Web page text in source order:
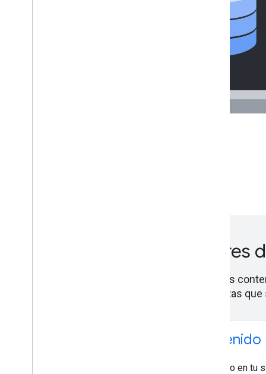
Seguridad de contenedores
Tag Manager admite medidas para ejecutar tus
Además, puedes restringir los tipos de etiquetas
Políticas de seguridad del contenido
Si ejecutas una política de seguridad del contenido en